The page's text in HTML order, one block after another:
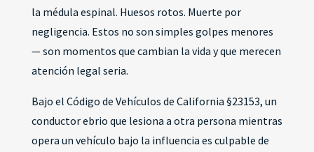
la médula espinal. Huesos rotos. Muerte por
negligencia. Estos no son simples golpes menores
— son momentos que cambian la vida y que merecen
atención legal seria.
Bajo el Código de Vehículos de California §23153, un
conductor ebrio que lesiona a otra persona mientras
opera un vehículo bajo la influencia es culpable de